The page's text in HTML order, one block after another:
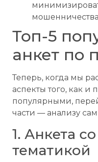
Топ-5
анкет по
Теперь, когда мы
аспекты того, как и
популярными,
части — анализу
1. Анкета
тематикой